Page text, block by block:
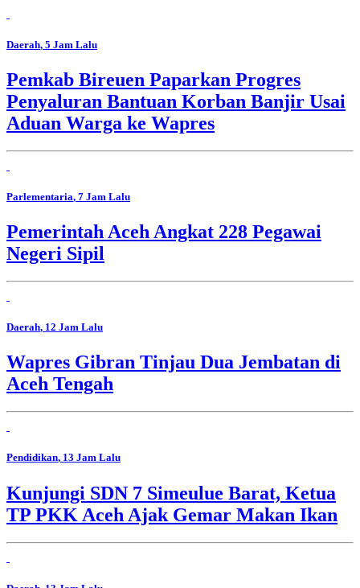
Daerah, 5 Jam Lalu
Pemkab Bireuen Paparkan Progres
Penyaluran Bantuan Korban Banjir Usai
Aduan Warga ke Wapres
Parlementaria, 7 Jam Lalu
Pemerintah Aceh Angkat 228 Pegawai
Negeri Sipil
Daerah, 12 Jam Lalu
Wapres Gibran Tinjau Dua Jembatan di
Aceh Tengah
Pendidikan, 13 Jam Lalu
Kunjungi SDN 7 Simeulue Barat, Ketua
TP PKK Aceh Ajak Gemar Makan Ikan